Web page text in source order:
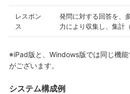
レスポン
ス
発問に対する回答を、
力により収集し、集計
※iPad版と、Windows版では同じ機
がございます。
システム構成例